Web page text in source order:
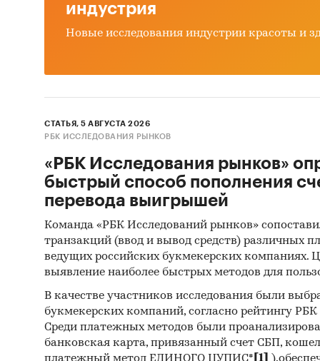
таким
индустрия
Новые исследования индустрии красоты и
СТАТЬЯ, 5 АВГУСТА 2026
РБК ИССЛЕДОВАНИЯ РЫНКОВ
«РБК Исследования рынков»
быстрый способ пополнения
перевода выигрышей
Команда «РБК Исследований рынков»
транзакций (ввод и вывод средств) различных
ведущих российских букмекерских компаниях.
выявление наиболее быстрых методов для
В качестве участников исследования были
букмекерских компаний, согласно рейтингу
Среди платежных методов были
банковская карта, привязанный счет СБП,
платежный метод ЕДИНОГО ЦУПИС* [1]